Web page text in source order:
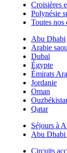
Croisières
Polynésie
Toutes nos
Abu Dhabi
Arabie
Dubaï
Égypte
Émirats
Jordanie
Oman
Qatar
Séjours à
Abu Dhabi
Circuits